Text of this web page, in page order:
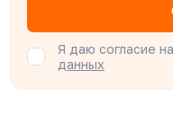
Я даю согласие на
данных